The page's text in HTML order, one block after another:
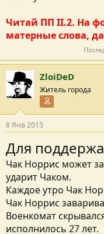
Читай ПП II.2. На
матерные слова,
ZloiDeD
Житель города
8 Янв 2013
Для
Чак Норрис может
ударит Чаком.
Каждое утро Чак
Чак Норрис
Военкомат
исполнилось 27 лет.